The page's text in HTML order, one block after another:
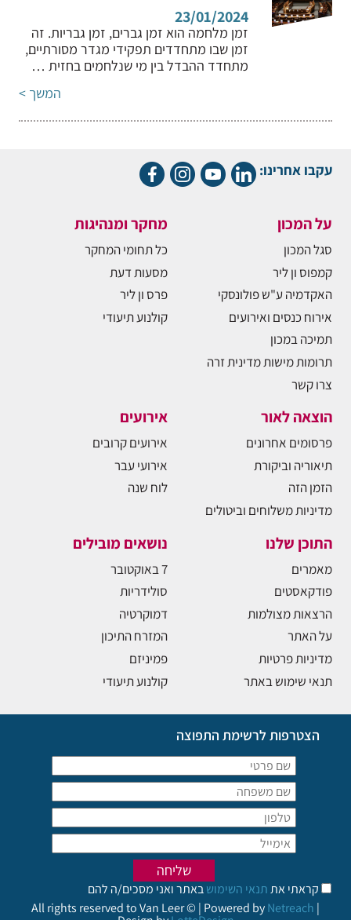
23/01/2024
זמן מלחמה הוא זמן גברים, זמן גבריות. זה
זמן שבו מתחדדים תפקידי מגדר מסורתיים,
מתחדד ההבדל בין מי שנלחמים בחזית …
המשך >
עקבו אחרינו:
על המכון
סגל המכון
קמפוס ון ליר
האקדמיה ע"ש פולונסקי
אירוח כנסים ואירועים
תמיכה במכון
תרומות מישות מדינית זרה
צרו קשר
מחקר ומנהיגות
כל תחומי המחקר
מסעות דעת
פרס ון ליר
קולנוע תיעודי
הוצאה לאור
פרסומים אחרונים
תיאוריה וביקורת
הזמן הזה
מדיניות משלוחים וביטולים
אירועים
אירועים קרובים
אירועי עבר
לוח שנה
התוכן שלנו
מאמרים
פודקאסטים
הרצאות מצולמות
על האתר
מדיניות פרטיות
תנאי שימוש באתר
נושאים מובילים
7 באוקטובר
סולידריות
דמוקרטיה
המזרח התיכון
פמיניזם
קולנוע תיעודי
הצטרפות לרשימת התפוצה
קראתי אתתנאי השימושבאתר ואני מסכים/ה להם
All rights reserved to Van Leer © | Powered byNetreach |